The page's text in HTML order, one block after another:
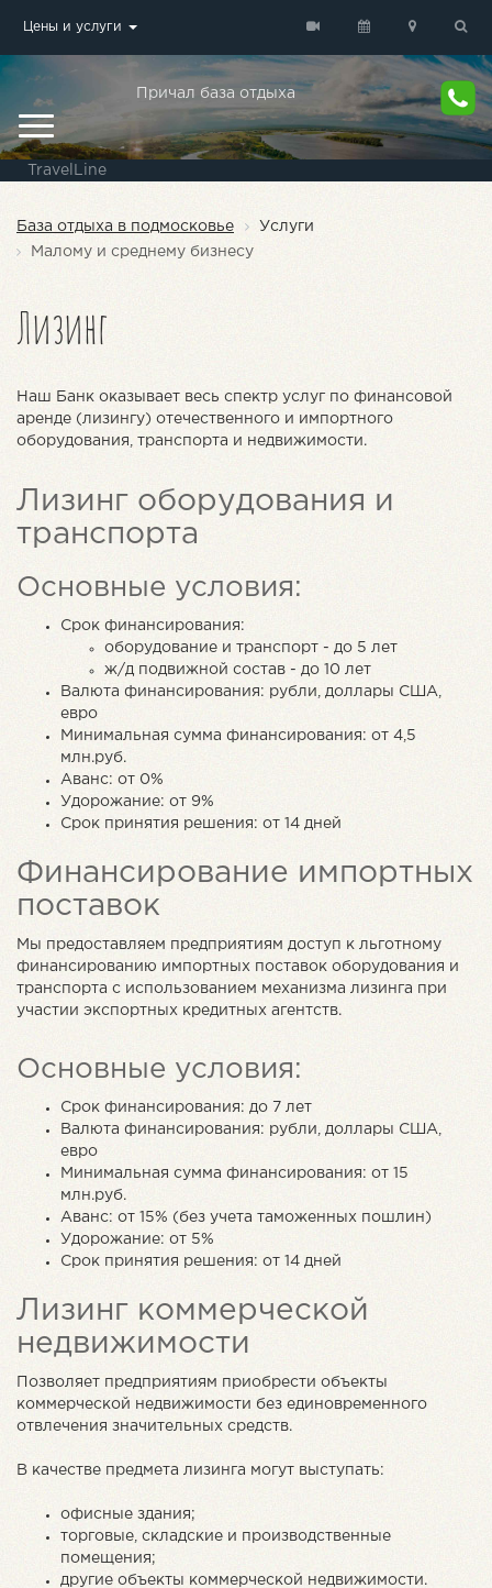
Цены и услуги
Причал база отдыха
TravelLine
База отдыха в подмосковье
Услуги
Малому и среднему бизнесу
Лизинг
Наш Банк оказывает весь спектр услуг по финансовой
аренде (лизингу) отечественного и импортного
оборудования, транспорта и недвижимости.
Лизинг оборудования и
транспорта
Основные условия:
Срок финансирования:
оборудование и транспорт - до 5 лет
ж/д подвижной состав - до 10 лет
Валюта финансирования: рубли, доллары США,
евро
Минимальная сумма финансирования: от 4,5
млн.руб.
Аванс: от 0%
Удорожание: от 9%
Срок принятия решения: от 14 дней
Финансирование импортных
поставок
Мы предоставляем предприятиям доступ к льготному
финансированию импортных поставок оборудования и
транспорта с использованием механизма лизинга при
участии экспортных кредитных агентств.
Основные условия:
Срок финансирования: до 7 лет
Валюта финансирования: рубли, доллары США,
евро
Минимальная сумма финансирования: от 15
млн.руб.
Аванс: от 15% (без учета таможенных пошлин)
Удорожание: от 5%
Срок принятия решения: от 14 дней
Лизинг коммерческой
недвижимости
Позволяет предприятиям приобрести объекты
коммерческой недвижимости без единовременного
отвлечения значительных средств.
В качестве предмета лизинга могут выступать:
офисные здания;
торговые, складские и производственные
помещения;
другие объекты коммерческой недвижимости.